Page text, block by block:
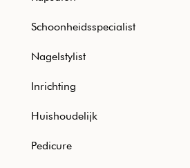
Schoonheidsspecialist
Nagelstylist
Inrichting
Huishoudelijk
Pedicure